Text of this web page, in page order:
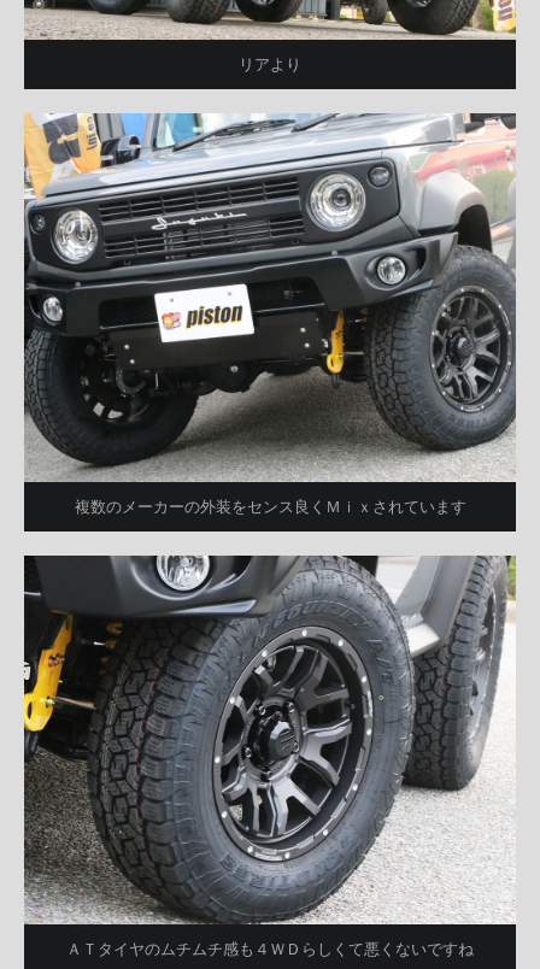
リアより
複数のメーカーの外装をセンス良くＭｉｘされています
ＡＴタイヤのムチムチ感も４ＷＤらしくて悪くないですね